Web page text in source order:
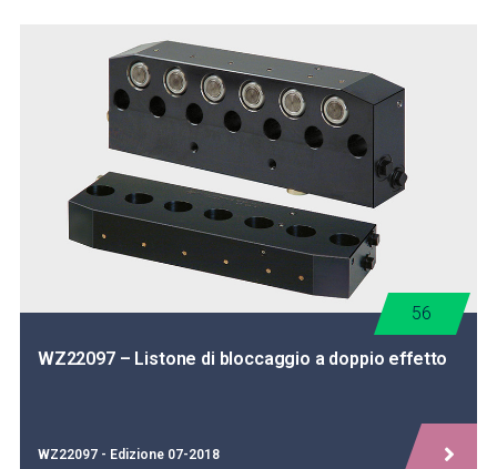
WZ22097 – Listone di bloccaggio a doppio effetto
56
WZ22097 - Edizione 07-2018